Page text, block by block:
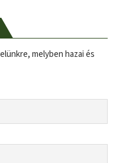
melyben hazai és